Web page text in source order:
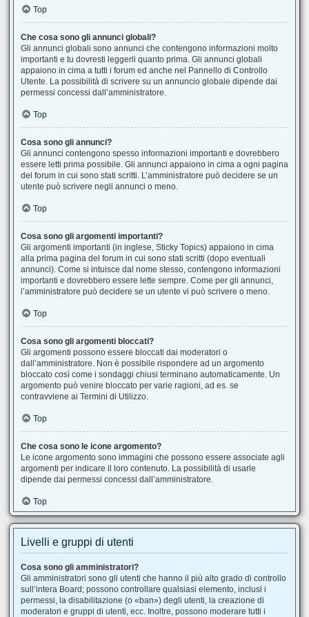
Top
Che cosa sono gli annunci globali?
Gli annunci globali sono annunci che contengono informazioni molto
importanti e tu dovresti leggerli quanto prima. Gli annunci globali
appaiono in cima a tutti i forum ed anche nel Pannello di Controllo
Utente. La possibilità di scrivere su un annuncio globale dipende dai
permessi concessi dall’amministratore.
Top
Cosa sono gli annunci?
Gli annunci contengono spesso informazioni importanti e dovrebbero
essere letti prima possibile. Gli annunci appaiono in cima a ogni pagina
del forum in cui sono stati scritti. L’amministratore può decidere se un
utente può scrivere negli annunci o meno.
Top
Cosa sono gli argomenti importanti?
Gli argomenti importanti (in inglese, Sticky Topics) appaiono in cima
alla prima pagina del forum in cui sono stati scritti (dopo eventuali
annunci). Come si intuisce dal nome stesso, contengono informazioni
importanti e dovrebbero essere lette sempre. Come per gli annunci,
l’amministratore può decidere se un utente vi può scrivere o meno.
Top
Cosa sono gli argomenti bloccati?
Gli argomenti possono essere bloccati dai moderatori o
dall’amministratore. Non è possibile rispondere ad un argomento
bloccato così come i sondaggi chiusi terminano automaticamente. Un
argomento può venire bloccato per varie ragioni, ad es. se
contravviene ai Termini di Utilizzo.
Top
Che cosa sono le icone argomento?
Le icone argomento sono immagini che possono essere associate agli
argomenti per indicare il loro contenuto. La possibilità di usarle
dipende dai permessi concessi dall’amministratore.
Top
Livelli e gruppi di utenti
Cosa sono gli amministratori?
Gli amministratori sono gli utenti che hanno il più alto grado di controllo
sull’intera Board; possono controllare qualsiasi elemento, inclusi i
permessi, la disabilitazione (o «ban») degli utenti, la creazione di
moderatori e gruppi di utenti, ecc. Inoltre, possono moderare tutti i